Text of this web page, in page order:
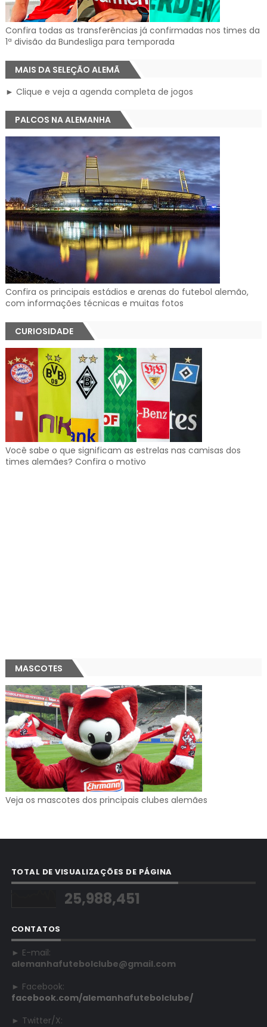
Confira todas as transferências já confirmadas nos times da
1ª divisão da Bundesliga para temporada
MAIS DA SELEÇÃO ALEMÃ
► Clique e veja a agenda completa de jogos
PALCOS NA ALEMANHA
Confira os principais estádios e arenas do futebol alemão,
com informações técnicas e muitas fotos
CURIOSIDADE
Você sabe o que significam as estrelas nas camisas dos
times alemães? Confira o motivo
MASCOTES
Veja os mascotes dos principais clubes alemães
TOTAL DE VISUALIZAÇÕES DE PÁGINA
25,988,451
CONTATOS
► E-mail:
alemanhafutebolclube@gmail.com
► Facebook:
facebook.com/alemanhafutebolclube/
► Twitter/X: